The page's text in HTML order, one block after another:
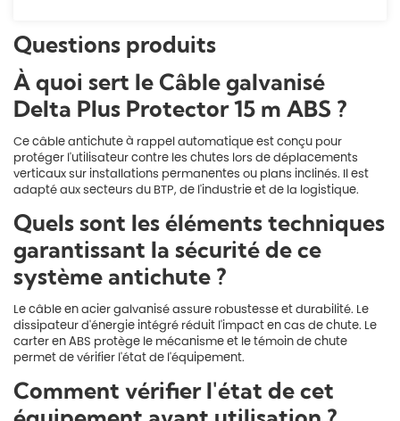
Questions produits
À quoi sert le Câble galvanisé
Delta Plus Protector 15 m ABS ?
Ce câble antichute à rappel automatique est conçu pour
protéger l'utilisateur contre les chutes lors de déplacements
verticaux sur installations permanentes ou plans inclinés. Il est
adapté aux secteurs du BTP, de l'industrie et de la logistique.
Quels sont les éléments techniques
garantissant la sécurité de ce
système antichute ?
Le câble en acier galvanisé assure robustesse et durabilité. Le
dissipateur d'énergie intégré réduit l'impact en cas de chute. Le
carter en ABS protège le mécanisme et le témoin de chute
permet de vérifier l'état de l'équipement.
Comment vérifier l'état de cet